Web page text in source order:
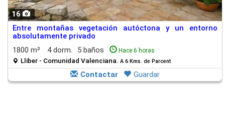
16
Entre montañas vegetación autóctona y un entorno
absolutamente privado
1800 m²
4 dorm. 5 baños Hace 6 horas
Lliber - Comunidad Valenciana. A 6 Kms. de Parcent
Contactar Guardar